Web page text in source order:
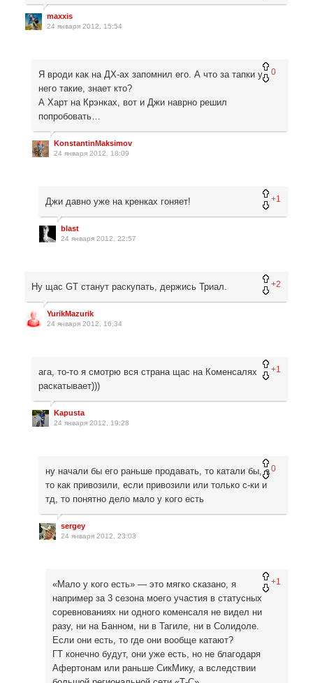
maxxis
24 января 2012, 15:54
0
Я вроди как на ДХ-ах запомнил его. А что за тапки у
него такие, знает кто?
А Харт на Крэнках, вот и Джи наврно решил
попробовать…
KonstantinMaksimov
24 января 2012, 18:09
+1
Джи давно уже на кренках гоняет!
blast
24 января 2012, 22:57
+2
Ну щас GT станут раскупать, держись Триал.
YurikMazurik
24 января 2012, 16:34
+1
ага, то-то я смотрю вся страна щас на Коменсалях
раскатывает)))
Kapusta
24 января 2012, 19:28
0
ну начали бы его раньше продавать, то катали бы, а
то как привозили, если привозили или только с-ки и
тд, то понятно дело мало у кого есть
sergey
24 января 2012, 23:03
+1
«Мало у кого есть» — это мягко сказано, я
например за 3 сезона моего участия в статусных
соревнованиях ни одного коменсаля не видел ни
разу, ни на Банном, ни в Тагиле, ни в Солидоле.
Если они есть, то где они вообще катают?
ГТ конечно будут, они уже есть, но не благодаря
Афертонам или раньше СикМику, а вследствии